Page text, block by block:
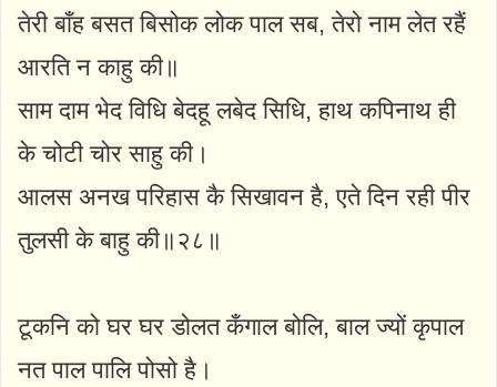
तेरी बाँह बसत बिसोक लोक पाल सब, तेरो नाम लेत रहैं
आरति न काहु की॥
साम दाम भेद विधि बेदहू लबेद सिधि, हाथ कपिनाथ ही
के चोटी चोर साहु की।
आलस अनख परिहास कै सिखावन है, एते दिन रही पीर
तुलसी के बाहु की॥२८॥
टूकनि को घर घर डोलत कँगाल बोलि, बाल ज्यों कृपाल
नत पाल पालि पोसो है।